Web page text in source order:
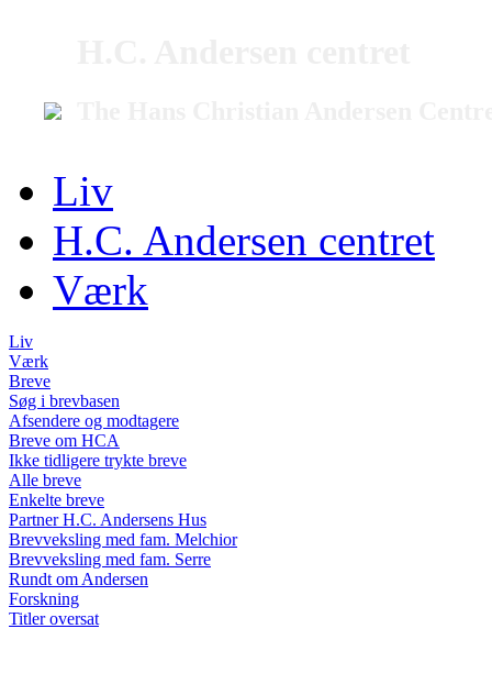
Liv
H.C. Andersen centret
Værk
Liv
Værk
Breve
Søg i brevbasen
Afsendere og modtagere
Breve om HCA
Ikke tidligere trykte breve
Alle breve
Enkelte breve
Partner H.C. Andersens Hus
Brevveksling med fam. Melchior
Brevveksling med fam. Serre
Rundt om Andersen
Forskning
Titler oversat